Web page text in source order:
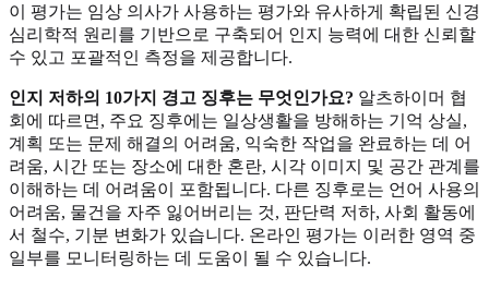
이 평가는 임상 의사가 사용하는 평가와 유사하게 확립된 신경
심리학적 원리를 기반으로 구축되어 인지 능력에 대한 신뢰할
수 있고 포괄적인 측정을 제공합니다.
인지 저하의 10가지 경고 징후는 무엇인가요? 알츠하이머 협
회에 따르면, 주요 징후에는 일상생활을 방해하는 기억 상실,
계획 또는 문제 해결의 어려움, 익숙한 작업을 완료하는 데 어
려움, 시간 또는 장소에 대한 혼란, 시각 이미지 및 공간 관계를
이해하는 데 어려움이 포함됩니다. 다른 징후로는 언어 사용의
어려움, 물건을 자주 잃어버리는 것, 판단력 저하, 사회 활동에
서 철수, 기분 변화가 있습니다. 온라인 평가는 이러한 영역 중
일부를 모니터링하는 데 도움이 될 수 있습니다.